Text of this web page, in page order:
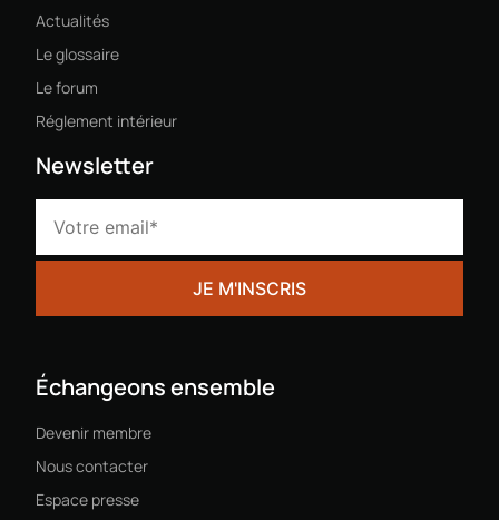
Actualités
Le glossaire
Le forum
Réglement intérieur
Newsletter
Échangeons ensemble
Devenir membre
Nous contacter
Espace presse